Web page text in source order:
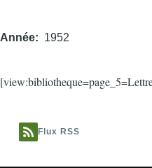
Année 1952
Flux RSS